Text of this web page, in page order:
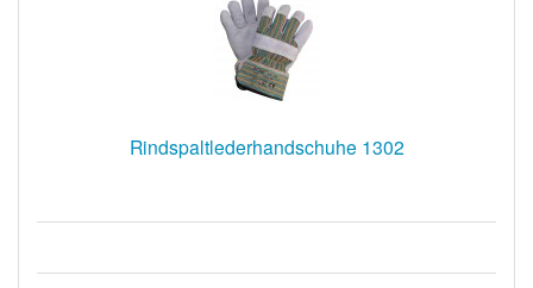
Rindspaltlederhandschuhe 1302